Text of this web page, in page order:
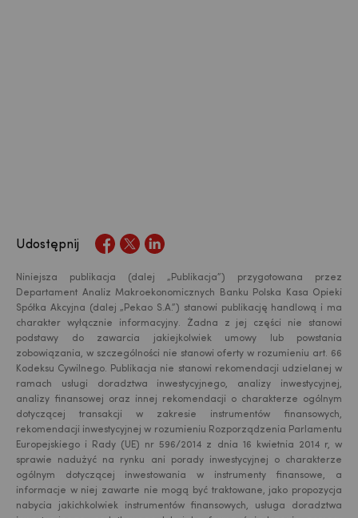
Udostępnij
Niniejsza publikacja (dalej „Publikacja”) przygotowana przez
Departament Analiz Makroekonomicznych Banku Polska Kasa Opieki
Spółka Akcyjna (dalej „Pekao S.A.”) stanowi publikację handlową i ma
charakter wyłącznie informacyjny. Żadna z jej części nie stanowi
podstawy do zawarcia jakiejkolwiek umowy lub powstania
zobowiązania, w szczególności nie stanowi oferty w rozumieniu art. 66
Kodeksu Cywilnego. Publikacja nie stanowi rekomendacji udzielanej w
ramach usługi doradztwa inwestycyjnego, analizy inwestycyjnej,
analizy finansowej oraz innej rekomendacji o charakterze ogólnym
dotyczącej transakcji w zakresie instrumentów finansowych,
rekomendacji inwestycyjnej w rozumieniu Rozporządzenia Parlamentu
Europejskiego i Rady (UE) nr 596/2014 z dnia 16 kwietnia 2014 r, w
sprawie nadużyć na rynku ani porady inwestycyjnej o charakterze
ogólnym dotyczącej inwestowania w instrumenty finansowe, a
informacje w niej zawarte nie mogą być traktowane, jako propozycja
nabycia jakichkolwiek instrumentów finansowych, usługa doradztwa
USD